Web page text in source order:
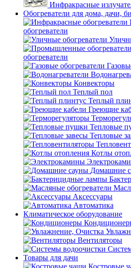
Инфракрасные
Обогреватели для дома, дачи,
обогреватели
обогреватели
Конвекторы
Теплый пол
Теплый
Греющие
Тепловые
Тепловые
Котлы
Домашние
Аксессуары
Автоматика
Климатическое оборудование
Вентиляторы
Товары для дачи
Костровые